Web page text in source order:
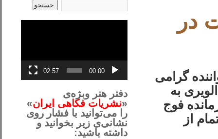
در
گرامی
به
فوج
از
00:00
02:57
دفتر هنر وبژه‌ی
«نشریات فکاهی ایران»
را می‌توانید با فشار روی
نشانی‌ی زیر بخوانید و
داشته باشید: